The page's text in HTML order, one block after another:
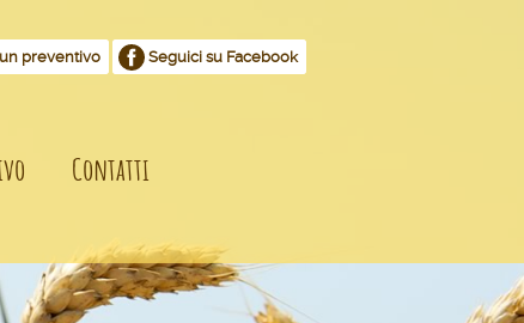
preventivo Seguici su Facebook
Contatti